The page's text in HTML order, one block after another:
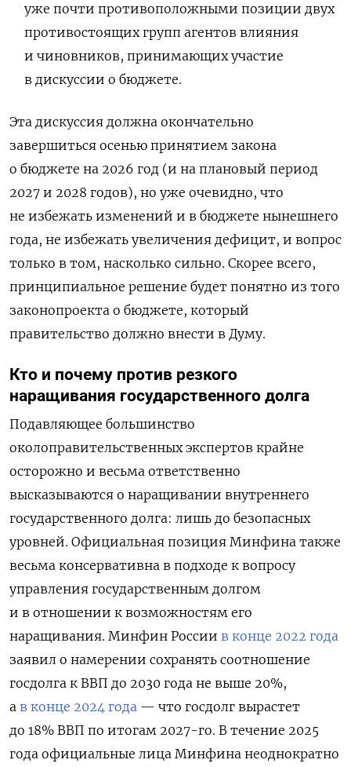
уже почти противоположными позиции двух
противостоящих групп агентов влияния
и чиновников, принимающих участие
в дискуссии о бюджете.
Эта дискуссия должна окончательно
завершиться осенью принятием закона
о бюджете на 2026 год (и на плановый период
2027 и 2028 годов), но уже очевидно, что
не избежать изменений и в бюджете нынешнего
года, не избежать увеличения дефицит, и вопрос
только в том, насколько сильно. Скорее всего,
принципиальное решение будет понятно из того
законопроекта о бюджете, который
правительство должно внести в Думу.
Кто и почему против резкого
наращивания государственного долга
Подавляющее большинство
околоправительственных экспертов крайне
осторожно и весьма ответственно
высказываются о наращивании внутреннего
государственного долга: лишь до безопасных
уровней. Официальная позиция Минфина также
весьма консервативна в подходе к вопросу
управления государственным долгом
и в отношении к возможностям его
наращивания. Минфин России в конце 2022 года
заявил о намерении сохранять соотношение
госдолга к ВВП до 2030 года не выше 20%,
а в конце 2024 года — что госдолг вырастет
до 18% ВВП по итогам 2027-го. В течение 2025
года официальные лица Минфина неоднократно